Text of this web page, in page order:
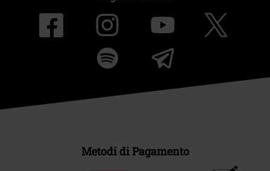
Metodi di Pagamento